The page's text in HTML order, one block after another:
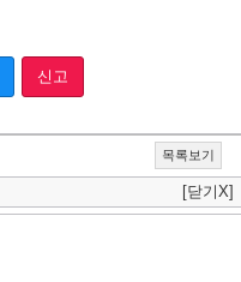
신고
목록보기
[닫기X]